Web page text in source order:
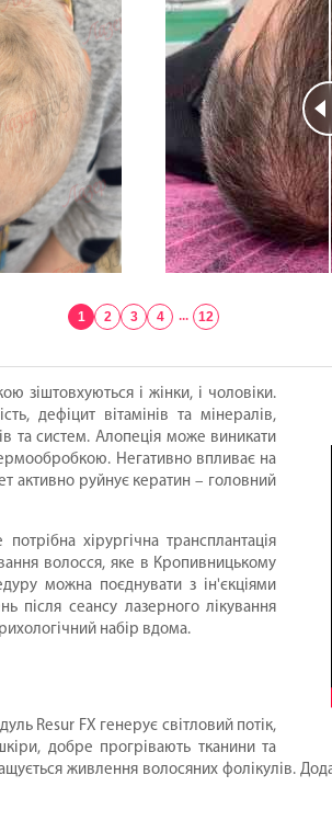
1 2 3 4 ... 12
зіштовхуються і жінки, і чоловіки.
дефіцит вітамінів та мінералів,
та систем. Алопеція може виникати
Негативно впливає на
активно руйнує кератин – головний
хірургічна трансплантація
волосся, яке в Кропивницькому
можна поєднувати з ін'єкціями
після сеансу лазерного лікування
набір вдома.
Resur FX генерує світловий потік,
добре прогрівають тканини та
живлення волосяних фолікулів.